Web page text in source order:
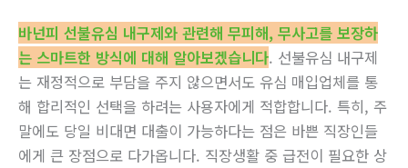
바넌피 선불유심 내구제와 관련해 무피해, 무사고를 보장하
는 스마트한 방식에 대해 알아보겠습니다. 선불유심 내구제
는 재정적으로 부담을 주지 않으면서도 유심 매입업체를 통
해 합리적인 선택을 하려는 사용자에게 적합합니다. 특히, 주
말에도 당일 비대면 대출이 가능하다는 점은 바쁜 직장인들
에게 큰 장점으로 다가옵니다. 직장생활 중 급전이 필요한 상